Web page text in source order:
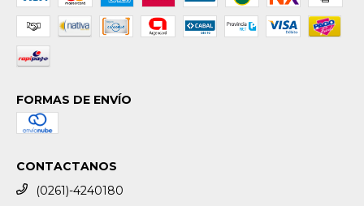
FORMAS DE ENVÍO
CONTACTANOS
(0261)-4240180